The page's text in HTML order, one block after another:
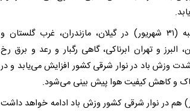
وی همچنین خاطرنشان کرد: دوشنبه (۳۱ شهریور) در گیلان، مازندران، غرب گلستان و
البرز و تهران ابرناکی، گاهی رگبار و رعد و برق رخ
وزش باد در نوار شرقی کشور افزایش می‌یابد و در
و کاهش کیفیت هوا پیش بینی می‌شود.
هم در نوار شرقی کشور وزش باد ادامه خواهد داشت